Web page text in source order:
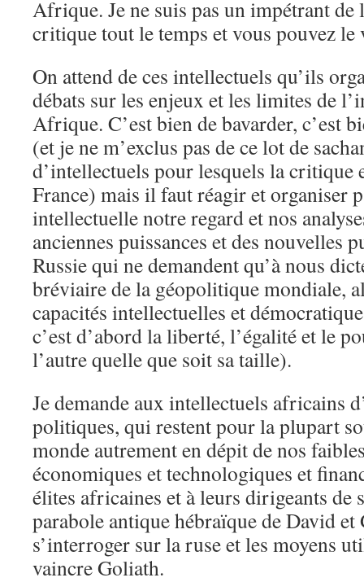
Afrique. Je ne suis pas un impétrant
critique tout le temps et vous pouvez
On attend de ces intellectuels qu’ils
débats sur les enjeux et les limites de
Afrique. C’est bien de bavarder, c’est
(et je ne m’exclus pas de ce lot de
d’intellectuels pour lesquels la critique
France) mais il faut réagir et organiser
intellectuelle notre regard et nos
anciennes puissances et des nouvelles
Russie qui ne demandent qu’à nous
bréviaire de la géopolitique mondiale,
capacités intellectuelles et
c’est d’abord la liberté, l’égalité et le
l’autre quelle que soit sa taille).
Je demande aux intellectuels africains
politiques, qui restent pour la plupart
monde autrement en dépit de nos
économiques et technologiques et
élites africaines et à leurs dirigeants de
parabole antique hébraïque de David et
s’interroger sur la ruse et les moyens
vaincre Goliath.